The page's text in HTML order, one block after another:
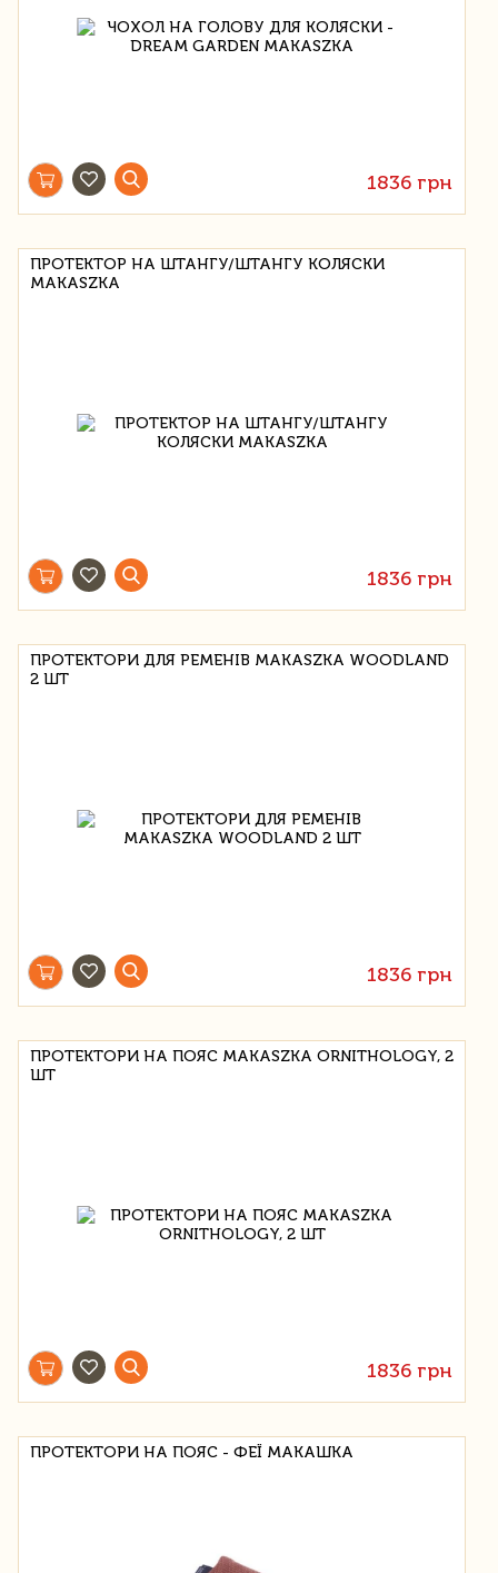
1836 грн
ПРОТЕКТОР НА ШТАНГУ/ШТАНГУ КОЛЯСКИ
MAKASZKA
1836 грн
ПРОТЕКТОРИ ДЛЯ РЕМЕНІВ MAKASZKA WOODLAND
2 ШТ
1836 грн
ПРОТЕКТОРИ НА ПОЯС MAKASZKA ORNITHOLOGY, 2
ШТ
1836 грн
ПРОТЕКТОРИ НА ПОЯС - ФЕЇ МАКАШКА